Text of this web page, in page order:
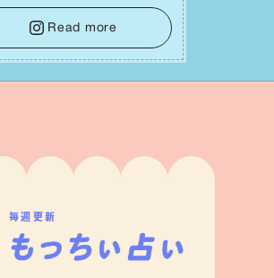
っていくイメージを持って⼀歩を
して。⼀⼈⼀⼈の良いところが混
い、ハッピーな未来が形作られて
す。
Read more
毎週更新